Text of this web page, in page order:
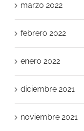
marzo 2022
febrero 2022
enero 2022
diciembre 2021
noviembre 2021